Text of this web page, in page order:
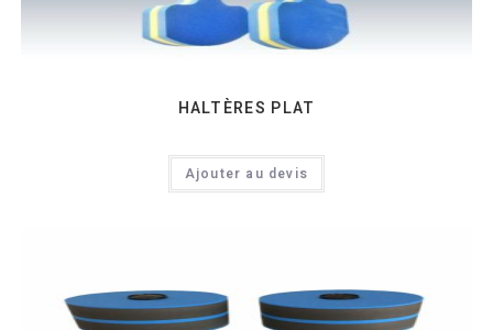
HALTÈRES PLAT
Ajouter au devis